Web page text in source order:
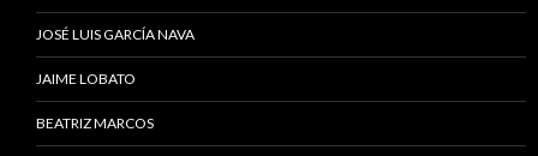
JOSÉ LUIS GARCÍA NAVA
JAIME LOBATO
BEATRIZ MARCOS